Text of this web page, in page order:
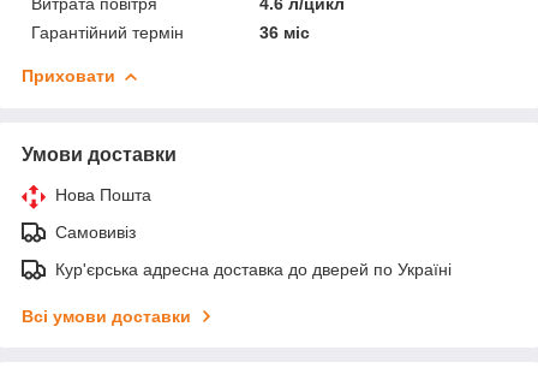
Гарантійний термін
36 міс
Приховати
Умови доставки
Нова Пошта
Самовивіз
Кур'єрська адресна доставка до дверей по Україні
Всі умови доставки